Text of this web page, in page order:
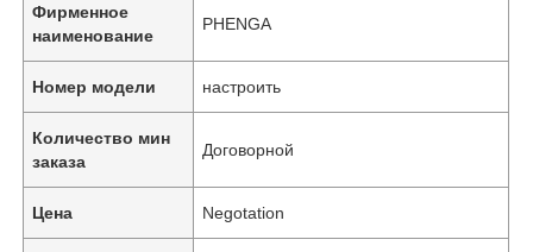
Фирменное
наименование
PHENGA
Номер модели настроить
Количество мин
заказа
Договорной
Цена Negotation